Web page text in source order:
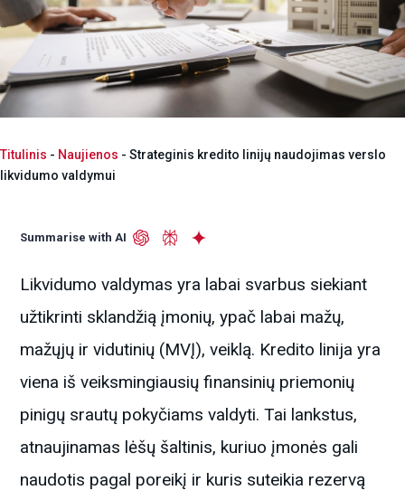
Titulinis - Naujienos - Strateginis kredito linijų naudojimas verslo
likvidumo valdymui
Summarise with AI
Likvidumo valdymas yra labai svarbus siekiant
užtikrinti sklandžią įmonių, ypač labai mažų,
mažųjų ir vidutinių (MVĮ), veiklą. Kredito linija yra
viena iš veiksmingiausių finansinių priemonių
pinigų srautų pokyčiams valdyti. Tai lankstus,
atnaujinamas lėšų šaltinis, kuriuo įmonės gali
naudotis pagal poreikį ir kuris suteikia rezervą